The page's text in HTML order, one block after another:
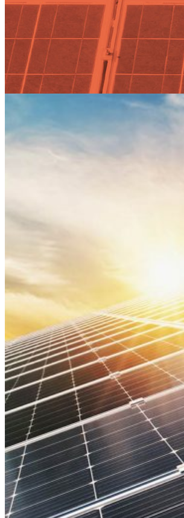
Las renovables
mayor cuota desde
registros